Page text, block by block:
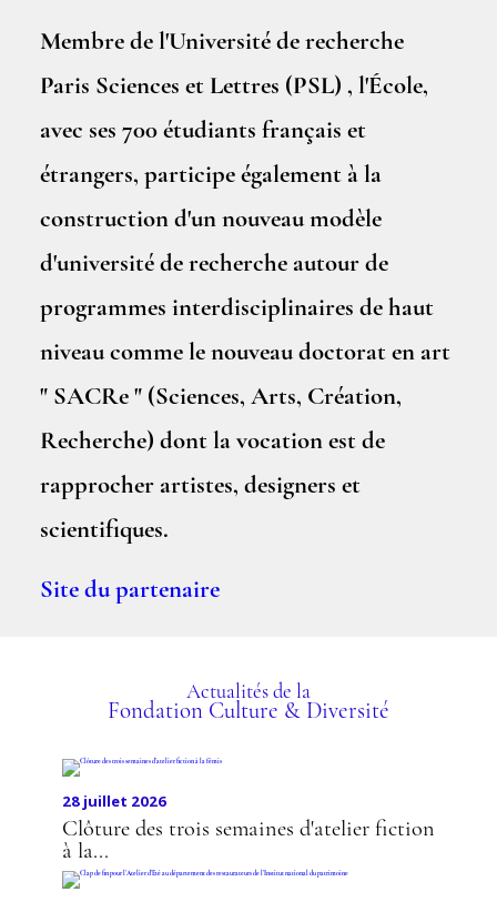
Membre de l'Université de recherche
Paris Sciences et Lettres (PSL) , l'École,
avec ses 700 étudiants français et
étrangers, participe également à la
construction d'un nouveau modèle
d'université de recherche autour de
programmes interdisciplinaires de haut
niveau comme le nouveau doctorat en art
" SACRe " (Sciences, Arts, Création,
Recherche) dont la vocation est de
rapprocher artistes, designers et
scientifiques.
Site du partenaire
Actualités de la
Fondation Culture & Diversité
28 juillet 2026
Clôture des trois semaines d'atelier fiction
à la...